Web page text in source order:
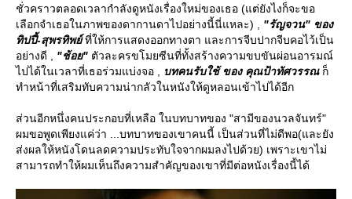
ชั่วคราวตลอดเวลากำลังดูหนังเรื่องใหม่ของเธอ (แต่ยังไงก็จะขอ
เลือกจำเธอในภาพของดากานดาไปอย่างนี้นี่แหละ) , "รัญจวน" ของ
ทิปปี้-สุพรทิพย์ที่ให้การแสดงออกทางตา และการจีบปากจีบคอไว้เป็น
อย่างดี , "ช้อย" ตัวละครขโมยซีนที่ทั้งสร้างความขบขันผ่อนอารมณ์
ไปได้ในเวลาที่เธอร่วมแบ่งจอ ,
บทคนรับใช้ ของ คุณป้าทัศวรรณก็
ทำหน้าที่เสริมทับความน่ากลัวในหนังให้ดูหลอนเข้าไปได้อีก
ส่วนอีกหนึ่งคนประกอบที่เหลือ ในบทบาทของ "สามีของนวลจันทร์"
ผมขอพูดเพียงแค่ว่า ...บทบาทของเขาคนนี้ เป็นส่วนที่ไม่ดีพอ(และยัง
ส่งผลให้หนังโดนลดความประทับใจจากผมลงไปด้วย) เพราะเขาไม่
สามารถทำให้ผมเห็นถึงความสำคัญของเขาที่มีต่อหนังเรื่องนี้ได้